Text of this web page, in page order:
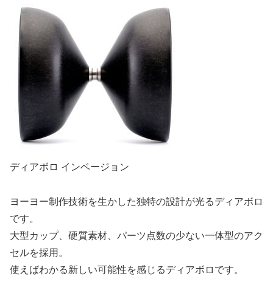
ディアボロ インベージョン
ヨーヨー制作技術を生かした独特の設計が光るディアボロ
です。
大型カップ、硬質素材、パーツ点数の少ない一体型のアク
セルを採用。
使えばわかる新しい可能性を感じるディアボロです。